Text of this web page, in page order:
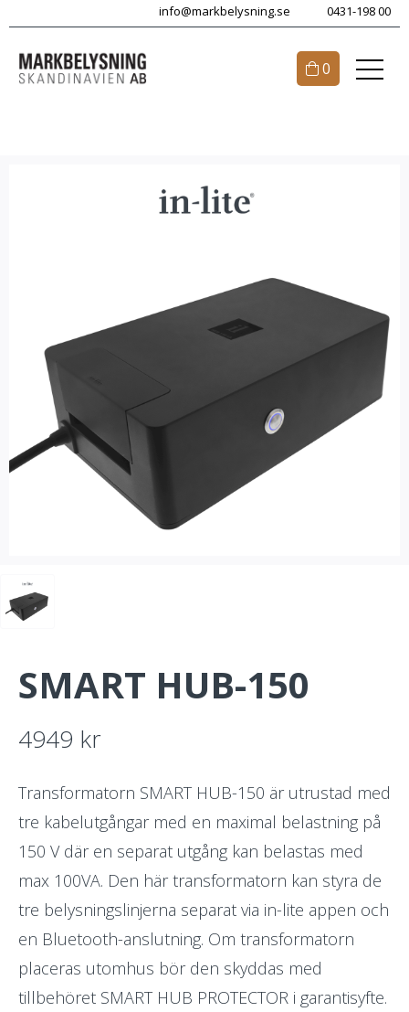
info@markbelysning.se 0431-198 00
0
SMART HUB-150
4949 kr
Transformatorn SMART HUB-150 är utrustad med
tre kabelutgångar med en maximal belastning på
150 V där en separat utgång kan belastas med
max 100VA. Den här transformatorn kan styra de
tre belysningslinjerna separat via in-lite appen och
en Bluetooth-anslutning. Om transformatorn
placeras utomhus bör den skyddas med
tillbehöret SMART HUB PROTECTOR i garantisyfte.